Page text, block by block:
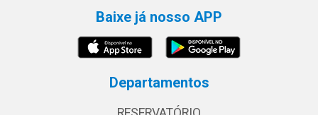
Baixe já nosso APP
Departamentos